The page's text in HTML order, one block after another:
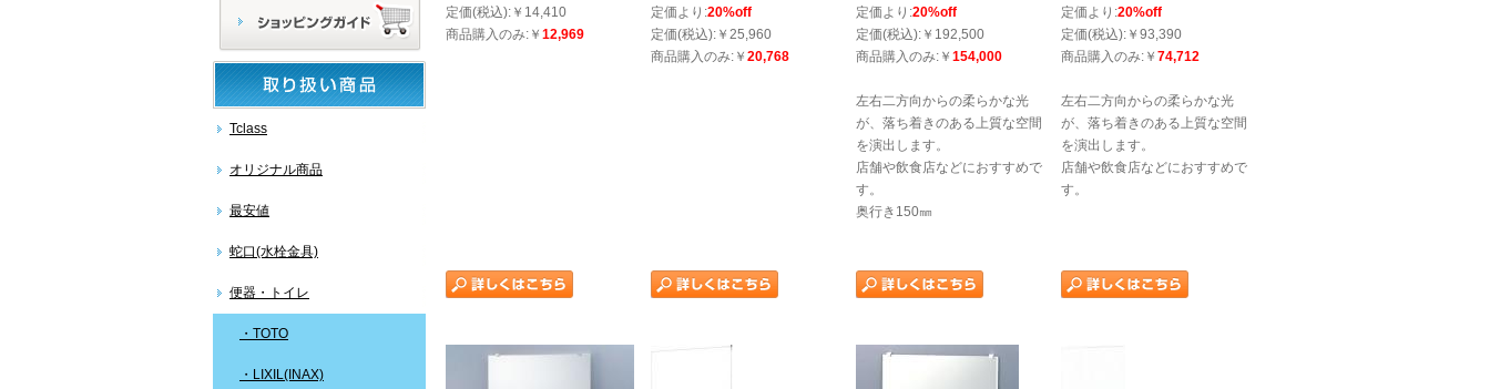
Tclass
オリジナル商品
最安値
蛇口(水栓金具)
便器・トイレ
・TOTO
・LIXIL(INAX)
定価(税込):￥14,410
商品購入のみ:￥ 12,969
定価より:20%off
定価(税込):￥25,960
商品購入のみ:￥ 20,768
定価より:20%off
定価(税込):￥192,500
商品購入のみ:￥ 154,000
左右二方向からの柔らかな光
が、落ち着きのある上質な空間
を演出します。
店舗や飲食店などにおすすめで
す。
奥行き150㎜
定価より:20%off
定価(税込):￥93,390
商品購入のみ:￥ 74,712
左右二方向からの柔らかな光
が、落ち着きのある上質な空間
を演出します。
店舗や飲食店などにおすすめで
す。